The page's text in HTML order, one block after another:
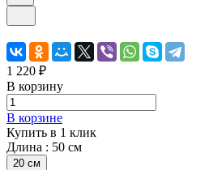
1 220 ₽
В корзину
В корзине
Купить в 1 клик
Длина : 50 см
20 см